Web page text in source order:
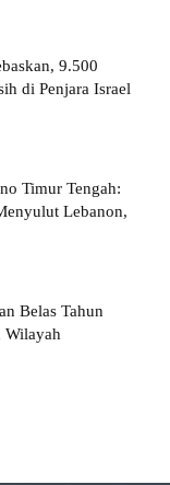
9.500
di Penjara Israel
Timur Tengah:
Lebanon,
Belas Tahun
Wilayah